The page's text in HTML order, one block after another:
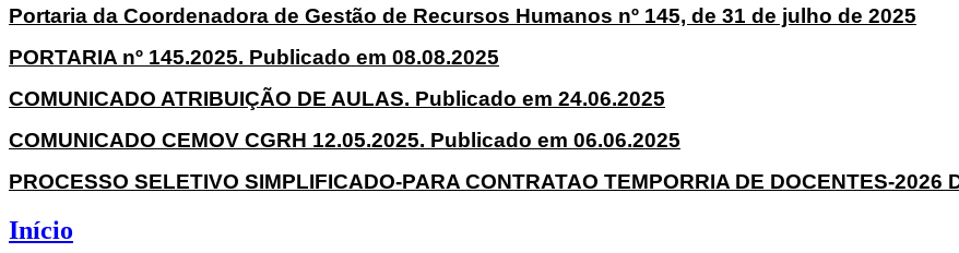
Portaria da Coordenadora de Gestão de Recursos Humanos nº 145, de 31 de julho de 2025
PORTARIA nº 145.2025. Publicado em 08.08.2025
COMUNICADO ATRIBUIÇÃO DE AULAS. Publicado em 24.06.2025
COMUNICADO CEMOV CGRH 12.05.2025. Publicado em 06.06.2025
PROCESSO SELETIVO SIMPLIFICADO-PARA CONTRATAO TEMPORRIA DE DOCENTES-
Início